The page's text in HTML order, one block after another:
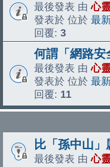
最後發表 由心
發表於 位於 最
回覆: 3
何謂「網路安
最後發表 由心
發表於 位於 最
回覆: 11
比「孫中山
最後發表 由心